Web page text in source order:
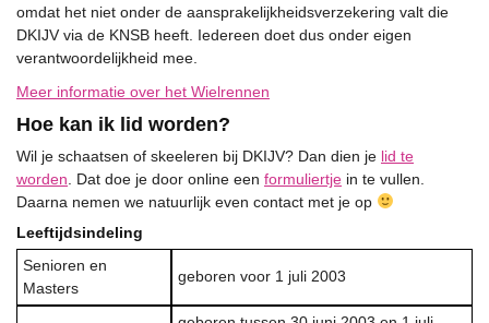
omdat het niet onder de aansprakelijkheidsverzekering valt die
DKIJV via de KNSB heeft. Iedereen doet dus onder eigen
verantwoordelijkheid mee.
Meer informatie over het Wielrennen
Hoe kan ik lid worden?
Wil je schaatsen of skeeleren bij DKIJV? Dan dien je lid te
worden . Dat doe je door online een formuliertje in te vullen.
Daarna nemen we natuurlijk even contact met je op
Leeftijdsindeling